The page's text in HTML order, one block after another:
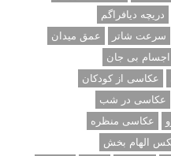
دریچه دیافراگم
سرعت شاتر
عمق میدان
بی جان
عکاسی از کودکان
عکاسی در شب
عکاسی منظره
الهام بخش